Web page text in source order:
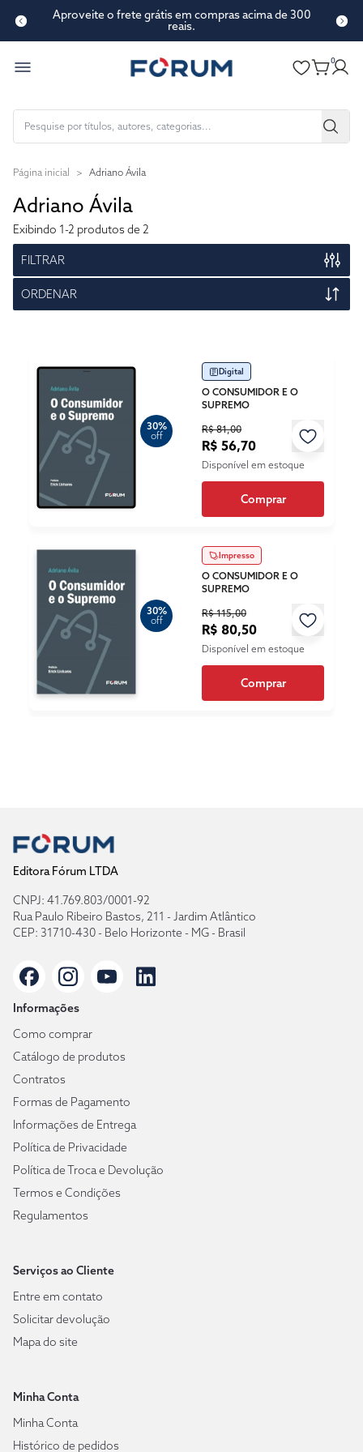
Aproveite o frete grátis em compras acima de 300
reais.
0
Página inicial > Adriano Ávila
Adriano Ávila
Exibindo 1-2 produtos de 2
FILTRAR
ORDENAR
30%
off
Digital
O CONSUMIDOR E O
SUPREMO
R$ 81,00
R$ 56,70
Disponível em estoque
Comprar
30%
off
Impresso
O CONSUMIDOR E O
SUPREMO
R$ 115,00
R$ 80,50
Disponível em estoque
Comprar
Editora Fórum LTDA
CNPJ: 41.769.803/0001-92
Rua Paulo Ribeiro Bastos, 211 - Jardim Atlântico
CEP: 31710-430 - Belo Horizonte - MG - Brasil
Informações
Como comprar
Catálogo de produtos
Contratos
Formas de Pagamento
Informações de Entrega
Política de Privacidade
Política de Troca e Devolução
Termos e Condições
Regulamentos
Serviços ao Cliente
Entre em contato
Solicitar devolução
Mapa do site
Minha Conta
Minha Conta
Histórico de pedidos